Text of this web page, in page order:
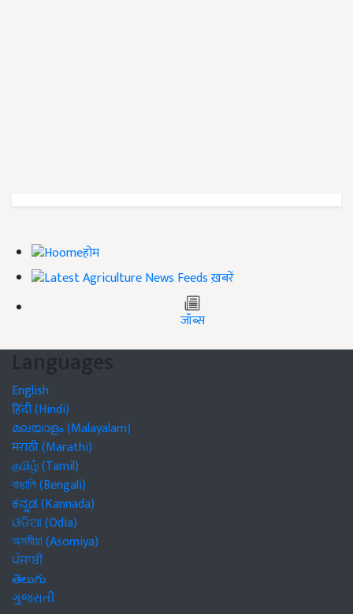
होम
ख़बरें
जॉब्स
Languages
English
हिंदी (Hindi)
മലയാളം (Malayalam)
मराठी (Marathi)
தமிழ் (Tamil)
বাঙালি (Bengali)
ಕನ್ನಡ (Kannada)
ଓଡିଆ (Odia)
অসমীয়া (Asomiya)
ਪੰਜਾਬੀ
తెలుగు
ગુજરાતી